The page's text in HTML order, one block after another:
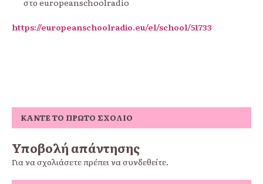
στο europeanschoolradio
https://europeanschoolradio.eu/el/school/51733
ΚΆΝΤΕ ΤΟ ΠΡΏΤΟ ΣΧΌΛΙΟ
Υποβολή απάντησης
Για να σχολιάσετε πρέπει νασυνδεθείτε.